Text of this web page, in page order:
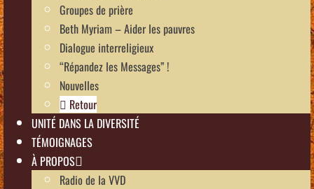
Groupes de prière
Beth Myriam – Aider les pauvres
Dialogue interreligieux
“Répandez les Messages” !
Nouvelles
Retour
UNITÉ DANS LA DIVERSITÉ
TÉMOIGNAGES
À PROPOS
Radio de la VVD